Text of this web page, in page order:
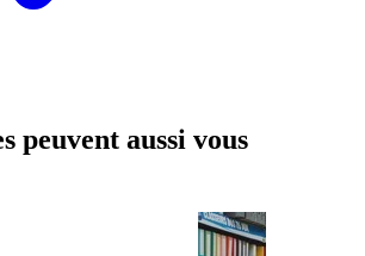
peuvent aussi vous